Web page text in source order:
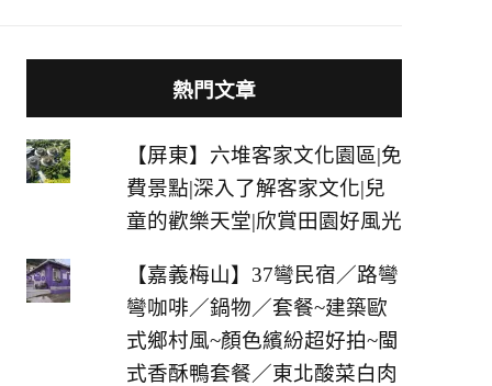
熱門文章
【屏東】六堆客家文化園區|免
費景點|深入了解客家文化|兒
童的歡樂天堂|欣賞田園好風光
【嘉義梅山】37彎民宿／路彎
彎咖啡／鍋物／套餐~建築歐
式鄉村風~顏色繽紛超好拍~閩
式香酥鴨套餐／東北酸菜白肉